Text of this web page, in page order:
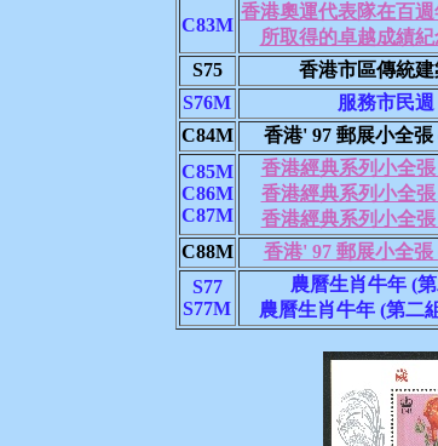
C83M
香港奧運代表隊在百
所取得的卓越成績
S75 香港市區傳統建
S76M
服務市民週
C84M
香港' 97 郵展小全張
C85M
C86M
C87M
香港經典系列小全
香港經典系列小全
香港經典系列小全
C88M 香港' 97 郵展小全張
S77
S77M
農曆生肖牛年 (
農曆生肖牛年 (第二